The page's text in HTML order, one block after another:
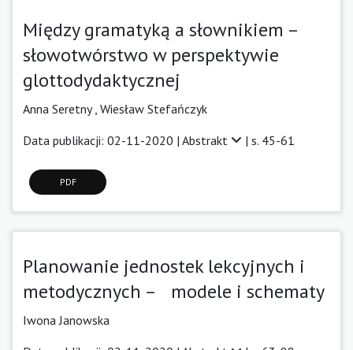
Między gramatyką a słownikiem –
słowotwórstwo w perspektywie
glottodydaktycznej
Anna Seretny Wiesław Stefańczyk
Data publikacji: 02-11-2020 | Abstrakt | s. 45-61
PDF
Planowanie jednostek lekcyjnych i
metodycznych – modele i schematy
Iwona Janowska